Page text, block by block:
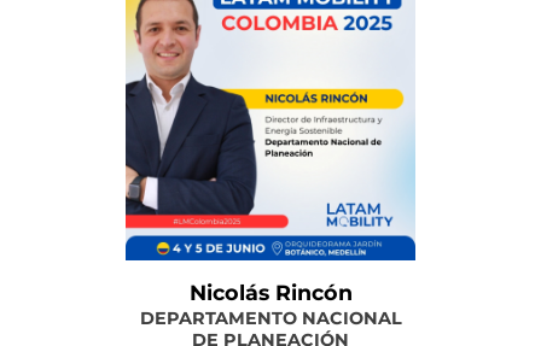
Nicolás Rincón
DEPARTAMENTO NACIONAL
DE PLANEACIÓN